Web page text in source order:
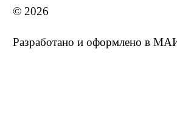
© 2026
Разработано и оформлено в